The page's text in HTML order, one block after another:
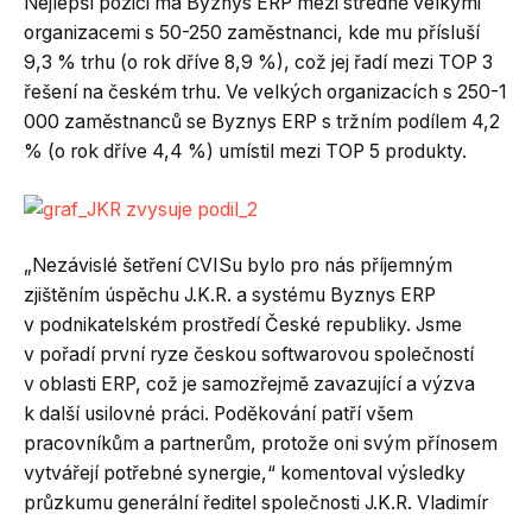
organizacemi s 50-250 zaměstnanci, kde mu přísluší
9,3 % trhu (o rok dříve 8,9 %), což jej řadí mezi TOP 3
řešení na českém trhu. Ve velkých organizacích s 250-1
000 zaměstnanců se Byznys ERP s tržním podílem 4,2
% (o rok dříve 4,4 %) umístil mezi TOP 5 produkty.
„Nezávislé šetření CVISu bylo pro nás příjemným
zjištěním úspěchu J.K.R. a systému Byznys ERP
v podnikatelském prostředí České republiky. Jsme
v pořadí první ryze českou softwarovou společností
v oblasti ERP, což je samozřejmě zavazující a výzva
k další usilovné práci. Poděkování patří všem
pracovníkům a partnerům, protože oni svým přínosem
vytvářejí potřebné synergie,“ komentoval výsledky
průzkumu generální ředitel společnosti J.K.R. Vladimír